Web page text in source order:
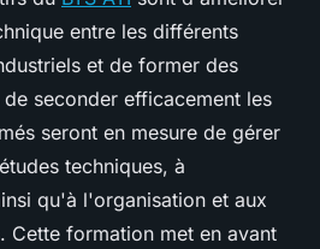
entre les différents
et de former des
seconder efficacement les
seront en mesure de gérer
techniques, à
qu'à l'organisation et aux
Cette formation met en avant